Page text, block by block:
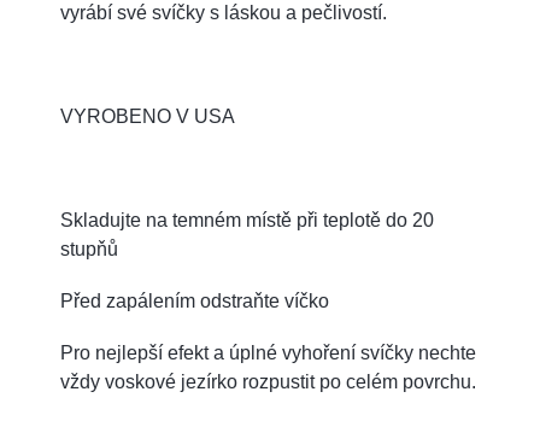
vyrábí své svíčky s láskou a pečlivostí.
VYROBENO V USA
Skladujte na temném místě při teplotě do 20
stupňů
Před zapálením odstraňte víčko
Pro nejlepší efekt a úplné vyhoření svíčky nechte
vždy voskové jezírko rozpustit po celém povrchu.